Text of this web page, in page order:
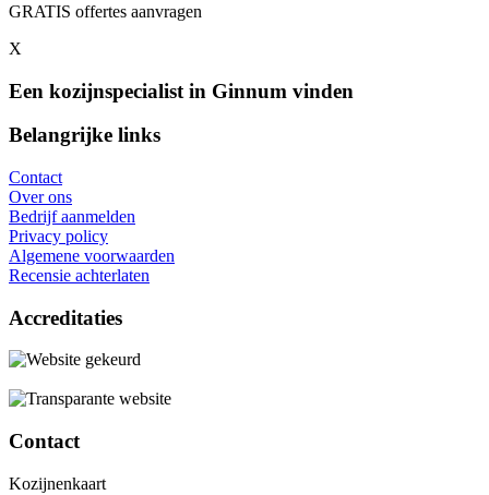
GRATIS offertes aanvragen
X
Een kozijnspecialist in Ginnum vinden
Belangrijke links
Contact
Over ons
Bedrijf aanmelden
Privacy policy
Algemene voorwaarden
Recensie achterlaten
Accreditaties
Contact
Kozijnenkaart